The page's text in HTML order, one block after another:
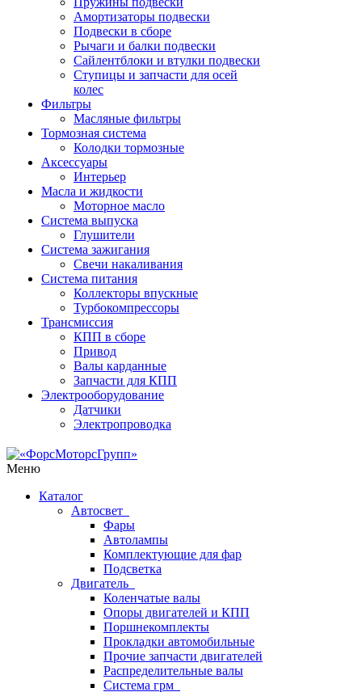
Амортизаторы подвески
Подвески в сборе
Рычаги и балки подвески
Сайлентблоки и втулки подвески
Ступицы и запчасти для осей
колес
Фильтры
Масляные фильтры
Тормозная система
Колодки тормозные
Аксессуары
Интерьер
Масла и жидкости
Моторное масло
Система выпуска
Глушители
Система зажигания
Свечи накаливания
Система питания
Коллекторы впускные
Турбокомпрессоры
Трансмиссия
КПП в сборе
Привод
Валы карданные
Запчасти для КПП
Электрооборудование
Датчики
Электропроводка
Меню
Каталог
Автосвет
Фары
Автолампы
Комплектующие для фар
Подсветка
Двигатель
Коленчатые валы
Опоры двигателей и КПП
Поршнекомплекты
Прокладки автомобильные
Прочие запчасти двигателей
Распределительные валы
Система грм